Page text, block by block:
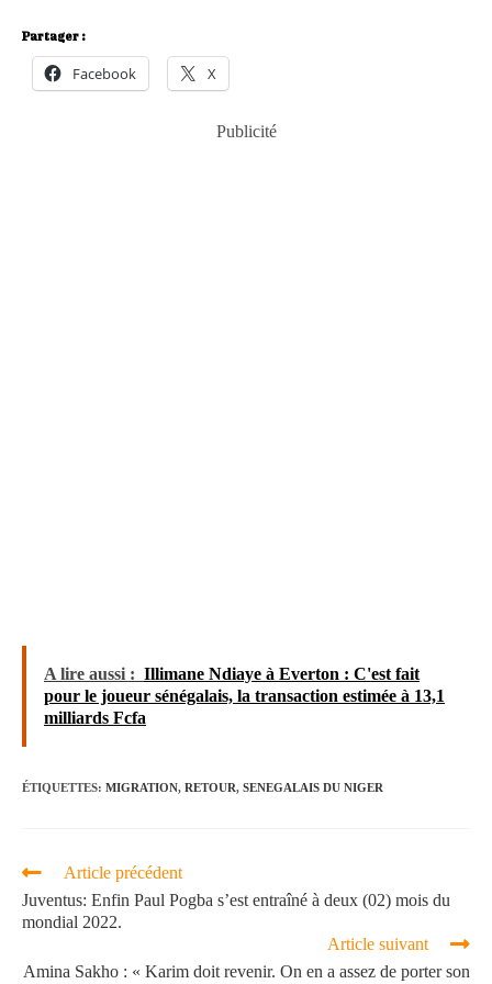
Partager :
Facebook X
Publicité
A lire aussi : Illimane Ndiaye à Everton : C'est fait
pour le joueur sénégalais, la transaction estimée à 13,1
milliards Fcfa
ÉTIQUETTES: MIGRATION, RETOUR, SENEGALAIS DU NIGER
Article précédent
Juventus: Enfin Paul Pogba s’est entraîné à deux (02) mois du
mondial 2022.
Article suivant
Amina Sakho : « Karim doit revenir. On en a assez de porter son